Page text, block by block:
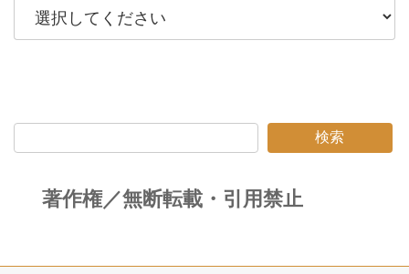
検索
著作権／無断転載・引用禁止